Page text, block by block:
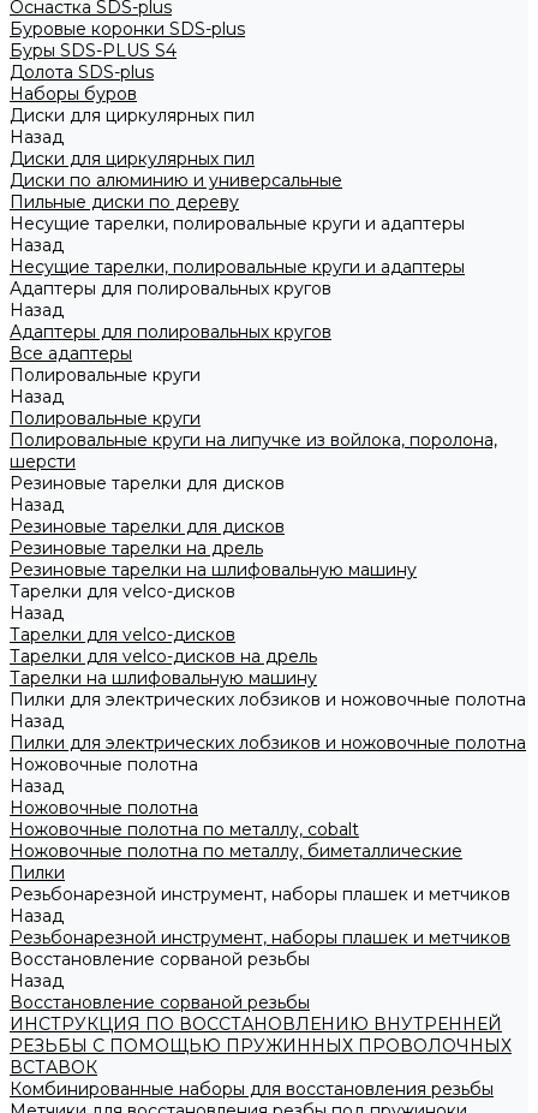
Оснастка SDS-plus
Буровые коронки SDS-plus
Буры SDS-PLUS S4
Долота SDS-plus
Наборы буров
Диски для циркулярных пил
Назад
Диски для циркулярных пил
Диски по алюминию и универсальные
Пильные диски по дереву
Несущие тарелки, полировальные круги и адаптеры
Назад
Несущие тарелки, полировальные круги и адаптеры
Адаптеры для полировальных кругов
Назад
Адаптеры для полировальных кругов
Все адаптеры
Полировальные круги
Назад
Полировальные круги
Полировальные круги на липучке из войлока, поролона,
шерсти
Резиновые тарелки для дисков
Назад
Резиновые тарелки для дисков
Резиновые тарелки на дрель
Резиновые тарелки на шлифовальную машину
Тарелки для velco-дисков
Назад
Тарелки для velco-дисков
Тарелки для velco-дисков на дрель
Тарелки на шлифовальную машину
Пилки для электрических лобзиков и ножовочные полотна
Назад
Пилки для электрических лобзиков и ножовочные полотна
Ножовочные полотна
Назад
Ножовочные полотна
Ножовочные полотна по металлу, cobalt
Ножовочные полотна по металлу, биметаллические
Пилки
Резьбонарезной инструмент, наборы плашек и метчиков
Назад
Резьбонарезной инструмент, наборы плашек и метчиков
Восстановление сорваной резьбы
Назад
Восстановление сорваной резьбы
ИНСТРУКЦИЯ ПО ВОССТАНОВЛЕНИЮ ВНУТРЕННЕЙ
РЕЗЬБЫ С ПОМОЩЬЮ ПРУЖИННЫХ ПРОВОЛОЧНЫХ
ВСТАВОК
Комбинированные наборы для восстановления резьбы